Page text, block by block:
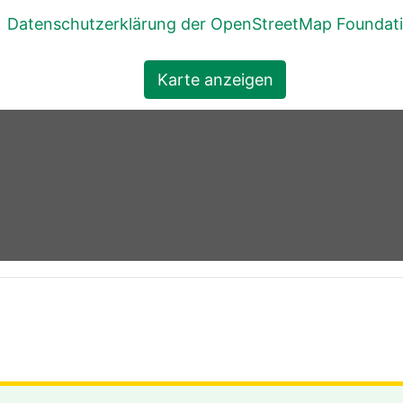
Datenschutzerklärung der OpenStreetMap
Karte anzeigen